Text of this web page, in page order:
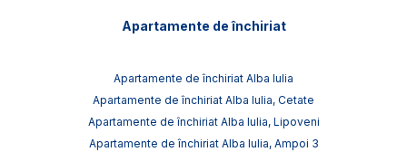
Apartamente de închiriat
Apartamente de închiriat Alba Iulia
Apartamente de închiriat Alba Iulia, Cetate
Apartamente de închiriat Alba Iulia, Lipoveni
Apartamente de închiriat Alba Iulia, Ampoi 3